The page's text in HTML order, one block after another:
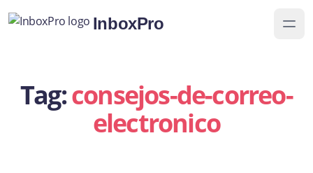
InboxPro
Tag:consejos-de-correo-
electronico